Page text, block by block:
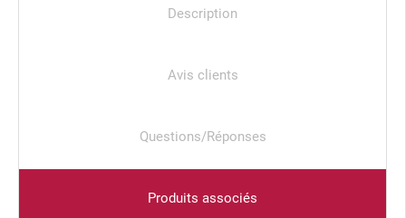
Description
Avis clients
Questions/Réponses
Produits associés